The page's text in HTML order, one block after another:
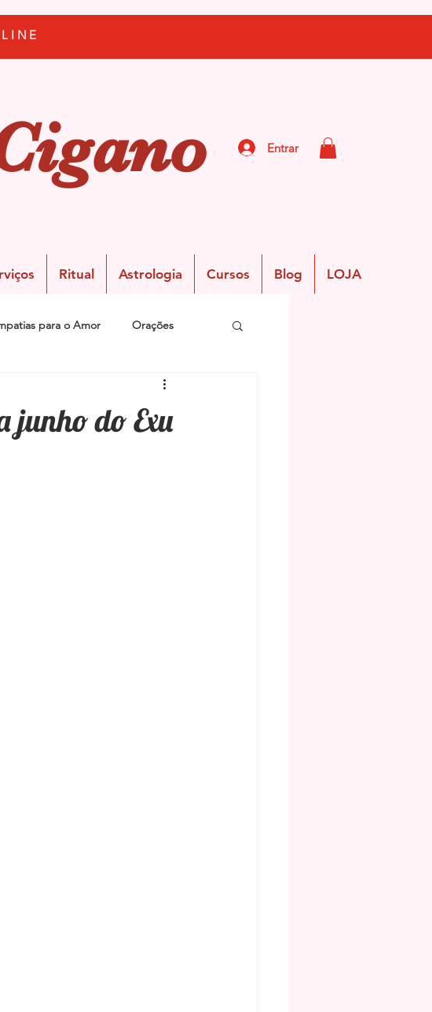
Entrar
Ritual Astrologia Cursos Blog LOJA
para o Amor Orações
Radiestesia
junho do Exu